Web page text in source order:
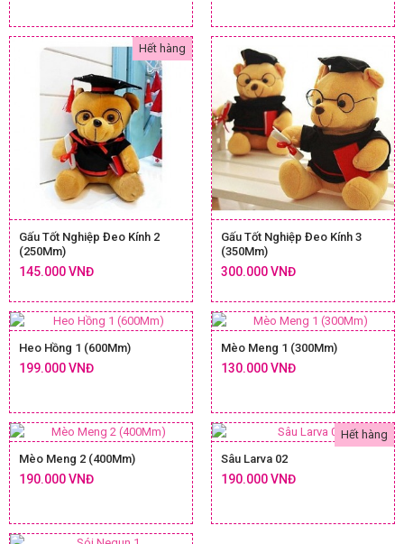
Hết hàng
Gấu Tốt Nghiệp Đeo Kính 2
(250Mm)
145.000 VNĐ
Gấu Tốt Nghiệp Đeo Kính 3
(350Mm)
300.000 VNĐ
Heo Hồng 1 (600Mm)
199.000 VNĐ
Mèo Meng 1 (300Mm)
130.000 VNĐ
Mèo Meng 2 (400Mm)
190.000 VNĐ
Hết hàng
Sâu Larva 02
190.000 VNĐ